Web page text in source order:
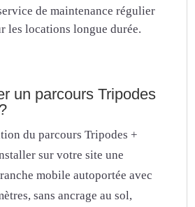
de maintenance régulier
les locations longue durée.
un parcours Tripodes
du parcours Tripodes +
sur votre site une
mobile autoportée avec
sans ancrage au sol,